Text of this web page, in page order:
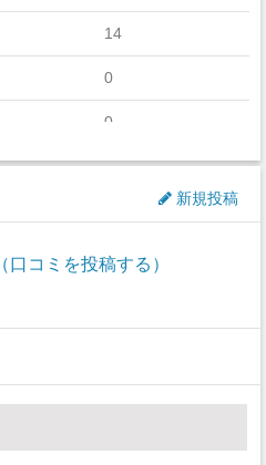
14
0
0
0
0
0
新規投稿
（口コミを投稿する）